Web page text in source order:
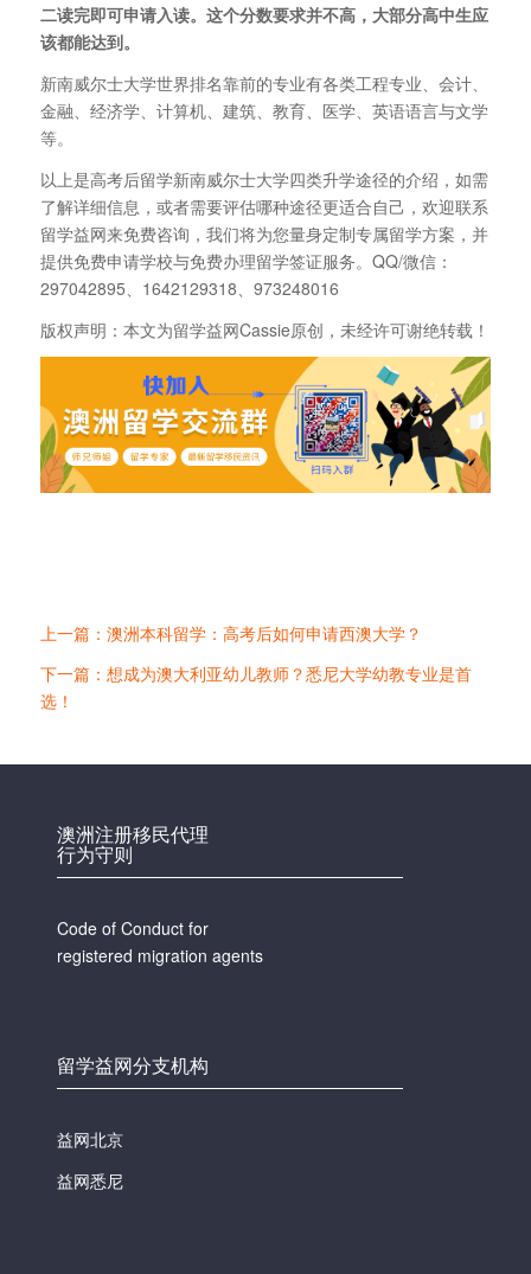
二读完即可申请入读。这个分数要求并不高，大部分高中生应
该都能达到。
新南威尔士大学世界排名靠前的专业有各类工程专业、会计、
金融、经济学、计算机、建筑、教育、医学、英语语言与文学
等。
以上是高考后留学新南威尔士大学四类升学途径的介绍，如需
了解详细信息，或者需要评估哪种途径更适合自己，欢迎联系
留学益网来免费咨询，我们将为您量身定制专属留学方案，并
提供免费申请学校与免费办理留学签证服务。QQ/微信：
297042895、1642129318、973248016
版权声明：本文为留学益网Cassie原创，未经许可谢绝转载！
上一篇：澳洲本科留学：高考后如何申请西澳大学？
下一篇：想成为澳大利亚幼儿教师？悉尼大学幼教专业是首
选！
澳洲注册移民代理
行为守则
Code of Conduct for
registered migration agents
留学益网分支机构
益网北京
益网悉尼